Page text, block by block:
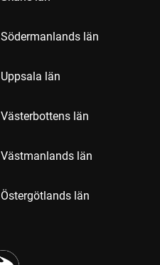
Södermanlands län
Uppsala län
Västerbottens län
Västmanlands län
Östergötlands län